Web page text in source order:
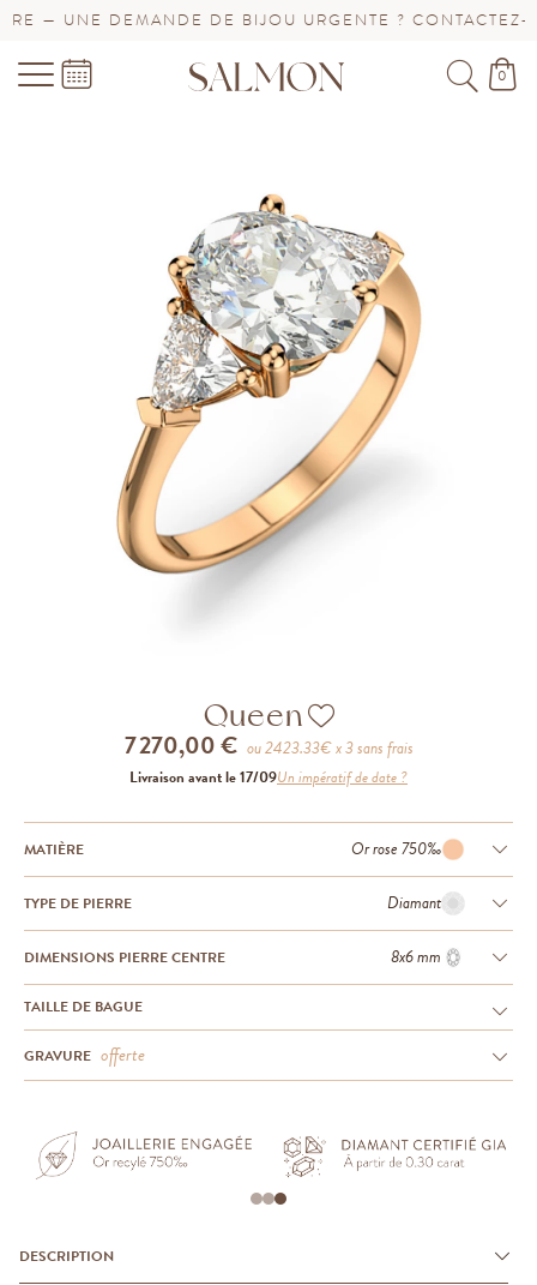
— UNE DEMANDE DE BIJOU URGENTE ? CONTACTEZ-
0
Queen
7 270,00 € ou2423.33€ x 3 sans frais
Livraison avant le 17/09Un impératif de date ?
MATIÈRE Or rose 750‰
TYPE DE PIERRE Diamant
DIMENSIONS PIERRE CENTRE 8x6 mm
TAILLE DE BAGUE
GRAVURE offerte
DESCRIPTION